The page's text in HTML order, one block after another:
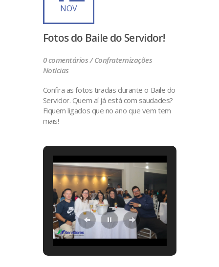
NOV
Fotos do Baile do Servidor!
0 comentários /Confraternizações
Notícias
Confira as fotos tiradas durante o Baile do
Servidor. Quem aí já está com saudades?
Fiquem ligados que no ano que vem tem
mais!